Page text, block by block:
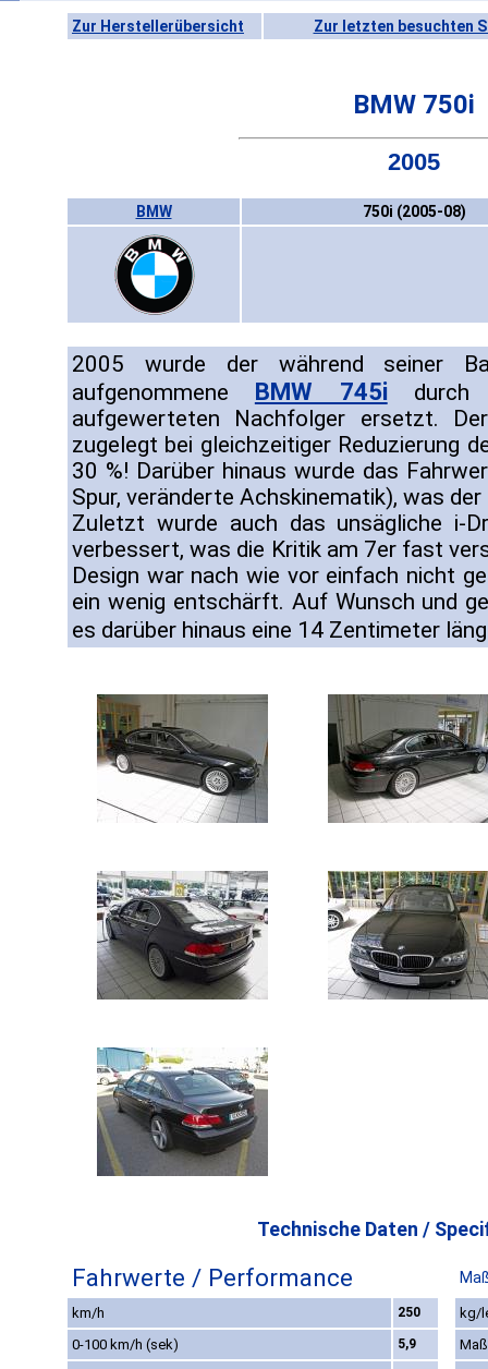
Zur Herstellerübersicht Zur letzten besuchten
BMW 750i
2005
BMW 750i (2005-08)
2005 wurde der während seiner
aufgenommene BMW 745idurch
aufgewerteten Nachfolger ersetzt.
zugelegt bei gleichzeitiger Reduzierung
30 %! Darüber hinaus wurde das
Spur, veränderte Achskinematik), was
Zuletzt wurde auch das unsägliche i-
verbessert, was die Kritik am 7er fast
Design war nach wie vor einfach nicht
ein wenig entschärft. Auf Wunsch und
es darüber hinaus eine 14 Zentimeter
Technische Daten /
Fahrwerte / Performance
km/h 250
kg/
0-100 km/h (sek)
5,9